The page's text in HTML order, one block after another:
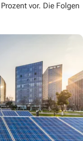
vor. Die Folgen